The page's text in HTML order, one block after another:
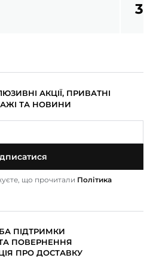
АКЦІЇ, ПРИВАТНІ
ТА НОВИНИ
що прочитали Політика
ПІДТРИМКИ
ПОВЕРНЕННЯ
ПРО ДОСТАВКУ